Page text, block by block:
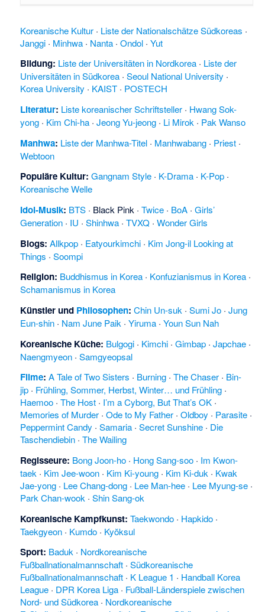
Koreanische Kultur · Liste der Nationalschätze Südkoreas ·
Janggi · Minhwa · Nanta ·Ondol ·Yut
Bildung: Liste der Universitäten in Nordkorea · Liste der
Universitäten in Südkorea ·Seoul National University ·
Korea University · KAIST · POSTECH
Literatur: Liste koreanischer Schriftsteller · Hwang Sok-
yong · Kim Chi-ha ·Jeong Yu-jeong · Li Mirok · Pak Wanso
Manhwa: Liste der Manhwa-Titel · Manhwabang · Priest ·
Webtoon
Populäre Kultur: Gangnam Style · K-Drama · K-Pop ·
Koreanische Welle
Idol-Musik: BTS · Black Pink ·Twice · BoA ·Girls’
Generation · IU ·Shinhwa ·TVXQ ·Wonder Girls
Blogs: Allkpop · Eatyourkimchi · Kim Jong-il Looking at
Things ·Soompi
Religion: Buddhismus in Korea · Konfuzianismus in Korea ·
Schamanismus in Korea
Künstler und Philosophen: Chin Un-suk ·Sumi Jo ·Jung
Eun-shin · Nam June Paik ·Yiruma ·Youn Sun Nah
Koreanische Küche: Bulgogi · Kimchi ·Gimbap ·Japchae ·
Naengmyeon ·Samgyeopsal
Filme: A Tale of Two Sisters · Burning ·The Chaser · Bin-
jip · Frühling, Sommer, Herbst, Winter… und Frühling ·
Haemoo ·The Host · I’m a Cyborg, But That’s OK ·
Memories of Murder ·Ode to My Father ·Oldboy · Parasite ·
Peppermint Candy ·Samaria ·Secret Sunshine · Die
Taschendiebin ·The Wailing
Regisseure: Bong Joon-ho · Hong Sang-soo · Im Kwon-
taek · Kim Jee-woon · Kim Ki-young · Kim Ki-duk · Kwak
Jae-yong · Lee Chang-dong · Lee Man-hee · Lee Myung-se ·
Park Chan-wook ·Shin Sang-ok
Koreanische Kampfkunst: Taekwondo · Hapkido ·
Taekgyeon · Kumdo · Kyŏksul
Sport: Baduk · Nordkoreanische
Fußballnationalmannschaft ·Südkoreanische
Fußballnationalmannschaft · K League 1 · Handball Korea
League · DPR Korea Liga · Fußball-Länderspiele zwischen
Nord- und Südkorea · Nordkoreanische